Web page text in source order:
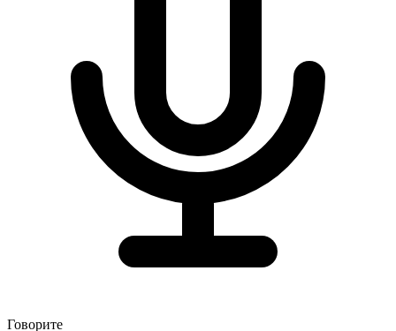
Говорите